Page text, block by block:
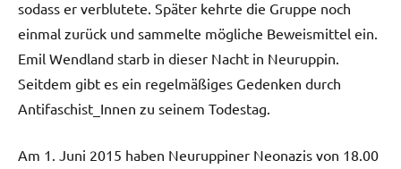
sodass er verblutete. Später kehrte die Gruppe noch
einmal zurück und sammelte mögliche Beweismittel ein.
Emil Wendland starb in dieser Nacht in Neuruppin.
Seitdem gibt es ein regelmäßiges Gedenken durch
Antifaschist_Innen zu seinem Todestag.
Am 1. Juni 2015 haben Neuruppiner Neonazis von 18.00